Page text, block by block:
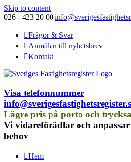
Skip to content
026 - 423 20 00|
Frågor & Svar
Anmälan till nyhetsbrev
Kontakt
Visa telefonnummer
Lägre pris på porto och
Vi vidareförädlar och
behov
Hem